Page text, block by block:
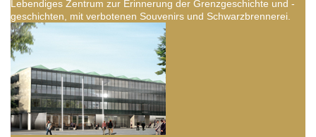
Lebendiges Zentrum zur Erinnerung der Grenzgeschichte und -
geschichten, mit verbotenen Souvenirs und Schwarzbrennerei.